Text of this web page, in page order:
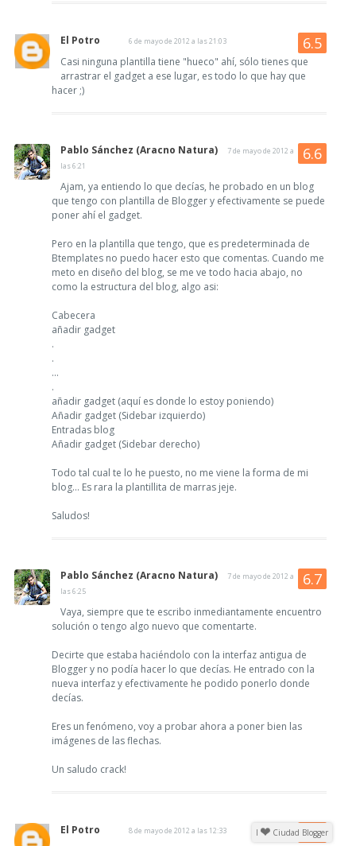
El Potro 6 de mayo de 2012 a las 21:03
Casi ninguna plantilla tiene "hueco" ahí, sólo tienes que
arrastrar el gadget a ese lugar, es todo lo que hay que
hacer ;)
Pablo Sánchez (Aracno Natura)
7 de mayo de 2012 a
las 6:21
Ajam, ya entiendo lo que decías, he probado en un blog
que tengo con plantilla de Blogger y efectivamente se puede
poner ahí el gadget.
Pero en la plantilla que tengo, que es predeterminada de
Btemplates no puedo hacer esto que comentas. Cuando me
meto en diseño del blog, se me ve todo hacia abajo, no
como la estructura del blog, algo asi:
Cabecera
añadir gadget
.
.
...
.
añadir gadget (aquí es donde lo estoy poniendo)
Añadir gadget (Sidebar izquierdo)
Entradas blog
Añadir gadget (Sidebar derecho)
Todo tal cual te lo he puesto, no me viene la forma de mi
blog... Es rara la plantillita de marras jeje.
Saludos!
Pablo Sánchez (Aracno Natura)
7 de mayo de 2012 a
las 6:25
Vaya, siempre que te escribo inmediantamente encuentro
solución o tengo algo nuevo que comentarte.
Decirte que estaba haciéndolo con la interfaz antigua de
Blogger y no podía hacer lo que decías. He entrado con la
nueva interfaz y efectivamente he podido ponerlo donde
decías.
Eres un fenómeno, voy a probar ahora a poner bien las
imágenes de las flechas.
Un saludo crack!
El Potro 8 de mayo de 2012 a las 12:33 I Ciudad Blogger